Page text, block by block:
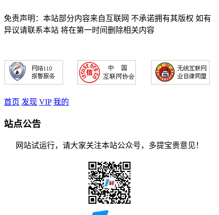
免责声明：本站部分内容来自互联网 不承诺拥有其版权 如有
异议请联系本站 将在第一时间删除相关内容
首页 发现 VIP 我的
站点公告
网站试运行，请大家关注本站公众号，多提宝贵意见！